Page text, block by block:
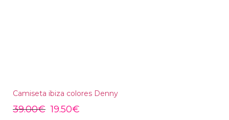
Camiseta ibiza colores Denny
39.00€ 19.50€